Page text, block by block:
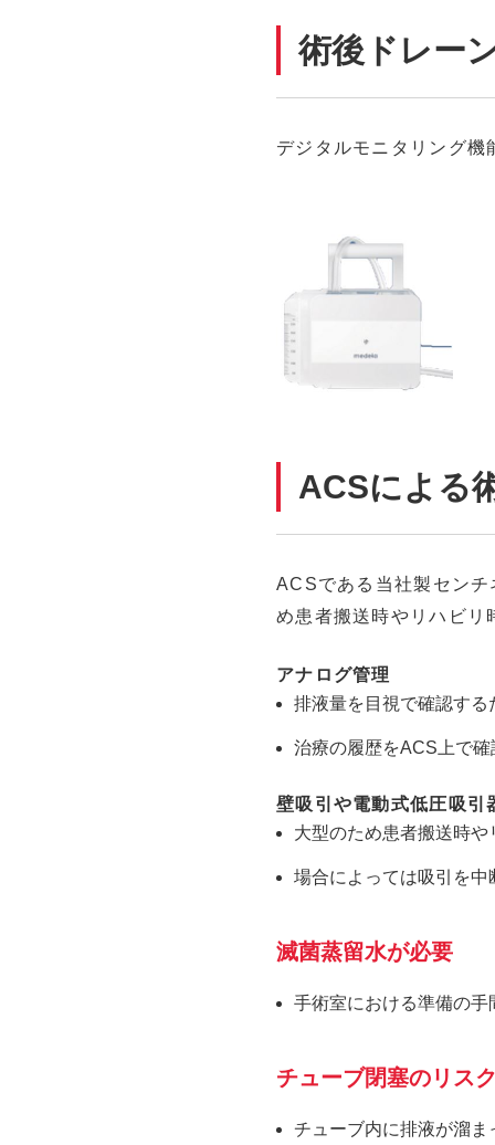
術後ドレー
デジタルモニタリング
ACSによる
ACSである当社製セン
め患者搬送時やリハビリ
アナログ管理
排液量を目視で確認す
治療の履歴をACS上で
壁吸引や電動式低圧吸引
大型のため患者搬送時
場合によっては吸引を
滅菌蒸留水が必要
手術室における準備の
チューブ閉塞のリス
チューブ内に排液が溜